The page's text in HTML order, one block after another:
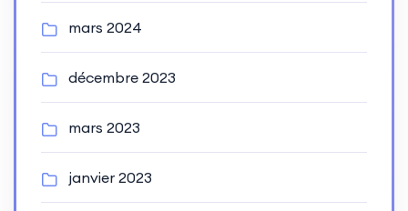
mars 2024
décembre 2023
mars 2023
janvier 2023